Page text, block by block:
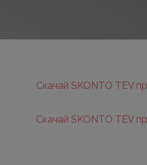
Скачай SKONTO TEV
Скачай SKONTO TEV